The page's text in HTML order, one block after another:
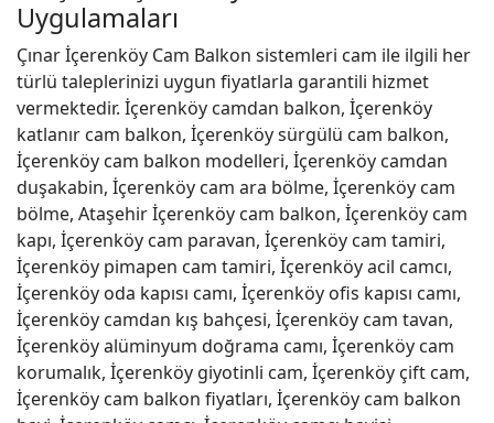
Uygulamaları
Çınar İçerenköy Cam Balkon sistemleri cam ile ilgili her
türlü taleplerinizi uygun fiyatlarla garantili hizmet
vermektedir. İçerenköy camdan balkon, İçerenköy
katlanır cam balkon, İçerenköy sürgülü cam balkon,
İçerenköy cam balkon modelleri, İçerenköy camdan
duşakabin, İçerenköy cam ara bölme, İçerenköy cam
bölme, Ataşehir İçerenköy cam balkon, İçerenköy cam
kapı, İçerenköy cam paravan, İçerenköy cam tamiri,
İçerenköy pimapen cam tamiri, İçerenköy acil camcı,
İçerenköy oda kapısı camı, İçerenköy ofis kapısı camı,
İçerenköy camdan kış bahçesi, İçerenköy cam tavan,
İçerenköy alüminyum doğrama camı, İçerenköy cam
korumalık, İçerenköy giyotinli cam, İçerenköy çift cam,
İçerenköy cam balkon fiyatları, İçerenköy cam balkon